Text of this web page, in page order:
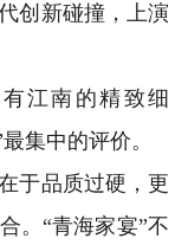
创新碰撞，上演
江南的精致细
集中的评价。
于品质过硬，更
。“青海家宴”不